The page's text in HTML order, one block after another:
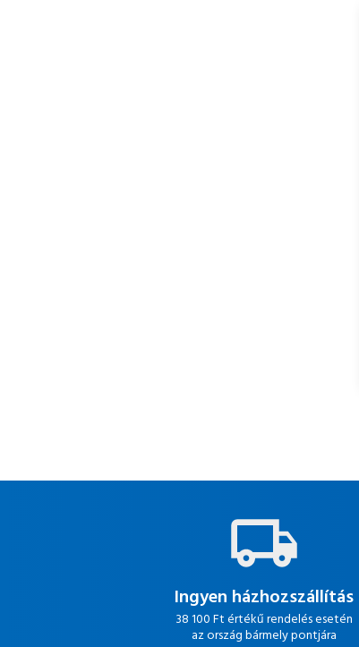
Ingyen házhozszállítás
38 100 Ft értékű rendelés esetén
az ország bármely pontjára